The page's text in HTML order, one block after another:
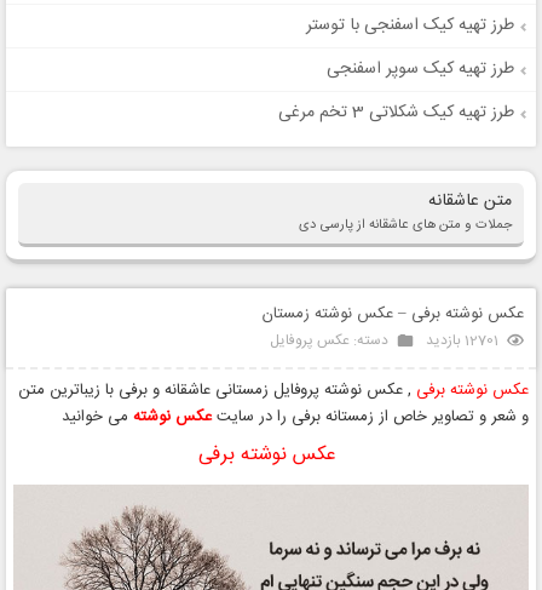
طرز تهیه کیک اسفنجی با توستر
طرز تهیه کیک سوپر اسفنجی
طرز تهیه کیک شکلاتی 3 تخم مرغی
متن عاشقانه
جملات و متن های عاشقانه از پارسی دی
عکس نوشته برفی – عکس نوشته زمستان
12701 بازدید دسته: عکس پروفایل
عکس نوشته برفی , عکس نوشته پروفایل زمستانی عاشقانه و برفی با زیباترین متن
و شعر و تصاویر خاص از زمستانه برفی را در سایتعکس نوشته می خوانید
عکس نوشته برفی